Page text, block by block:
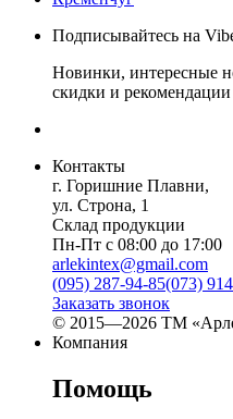
Подписывайтесь на
Новинки, интересные
скидки и рекомендации
Контакты
г. Горишние Плавни,
ул. Строна, 1
Склад продукции
Пн-Пт с 08:00 до 17:00
arlekintex@gmail.com
(095) 287-94-85(073)
Заказать звонок
© 2015—2026 ТМ
Компания
Помощь